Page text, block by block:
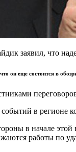
заявил, что
он еще состоится в
в регионе
в начале
работы по